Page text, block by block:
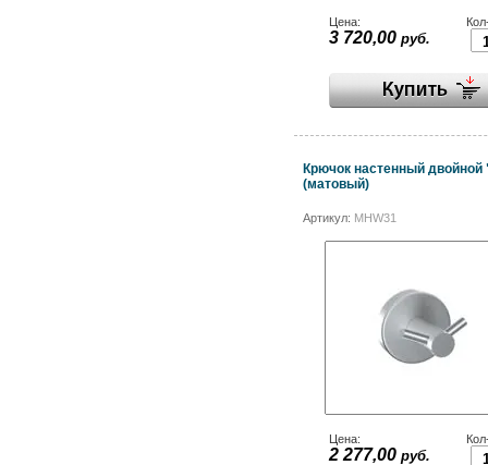
Цена:
3 720,00 руб.
Крючок настенный двойной
(матовый)
Артикул: MHW31
Цена:
2 277,00 руб.